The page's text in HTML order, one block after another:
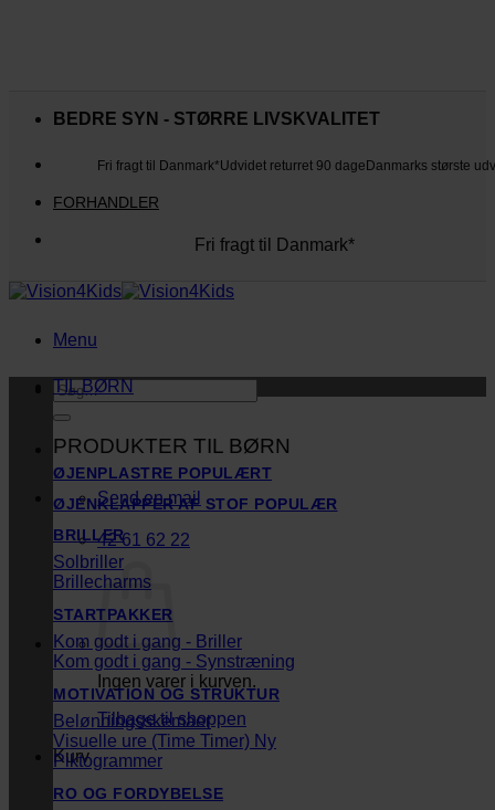
BEDRE SYN - STØRRE LIVSKVALITET
Fri fragt til Danmark*Udvidet returret 90 dage Danmarks største
FORHANDLER
Fri fragt til Danmark*
Menu
Søg
efter:
Send en mail
42 61 62 22
Ingen varer i kurven.
Tilbage til shoppen
Kurv
TIL BØRN
PRODUKTER TIL BØRN
ØJENPLASTRE
ØJENKLAPPER AF STOF
BRILLER
Solbriller
Brillecharms
STARTPAKKER
Kom godt i gang - Briller
Kom godt i gang - Synstræning
MOTIVATION OG STRUKTUR
Belønningsskemaer
Visuelle ure (Time Timer)
Piktogrammer
RO OG FORDYBELSE